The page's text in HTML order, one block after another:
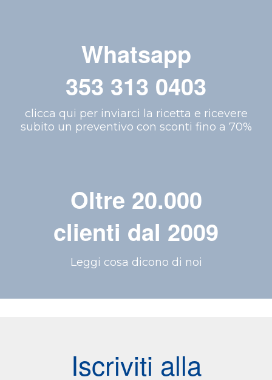
Whatsapp
353 313 0403
clicca qui per inviarci la ricetta e ricevere
subito un preventivo con sconti fino a 70%
Oltre 20.000
clienti dal 2009
Leggi cosa dicono di noi
Iscriviti alla